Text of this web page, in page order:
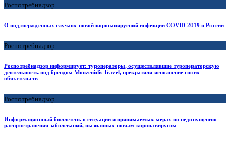
Роспотребнадзор
О подтвержденных случаях новой коронавирусной инфекции COVID-2019 в России
Роспотребнадзор
Роспотребнадзор информирует: туроператоры, осуществлявшие туроператорскую
деятельность под брендом Мouzenidis Travel, прекратили исполнение своих
обязательств
Роспотребнадзор
Информационный бюллетень о ситуации и принимаемых мерах по недопущению
распространения заболеваний, вызванных новым коронавирусом